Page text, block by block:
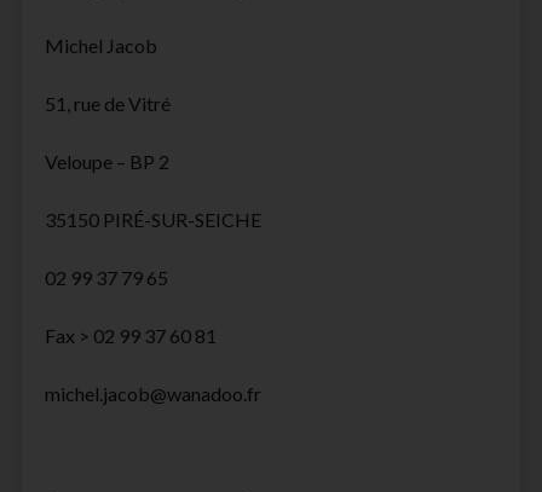
Michel Jacob
51, rue de Vitré
Veloupe – BP 2
35150 PIRÉ-SUR-SEICHE
02 99 37 79 65
Fax > 02 99 37 60 81
michel.jacob@wanadoo.fr